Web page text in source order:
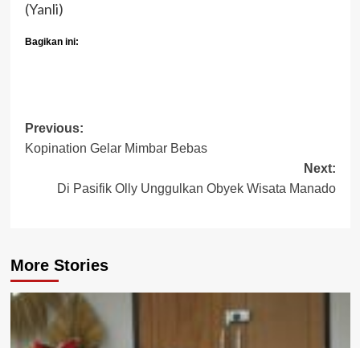
(Yanli)
Bagikan ini:
Post
navigation
Previous:
Kopination Gelar Mimbar Bebas
Next:
Di Pasifik Olly Unggulkan Obyek Wisata Manado
More Stories